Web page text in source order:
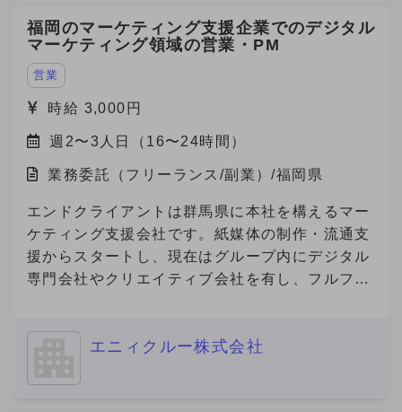
福岡のマーケティング支援企業でのデジタル
マーケティング領域の営業・PM
営業
時給 3,000円
週2〜3人日（16〜24時間）
業務委託（フリーランス/副業）/福岡県
エンドクライアントは群馬県に本社を構えるマー
ケティング支援会社です。紙媒体の制作・流通支
援からスタートし、現在はグループ内にデジタル
専門会社やクリエイティブ会社を有し、フルファ
ケティング領域の営業・提案・実行体制を確立す
エニィクルー株式会社